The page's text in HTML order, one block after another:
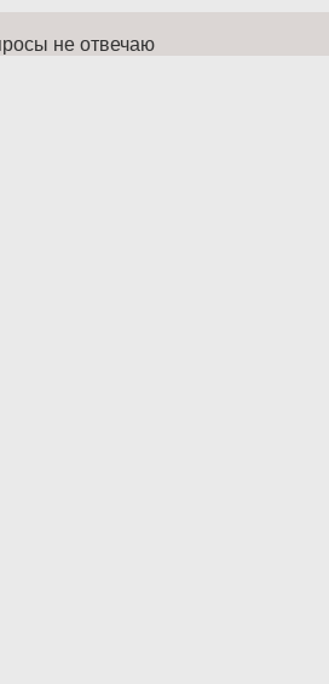
не отвечаю